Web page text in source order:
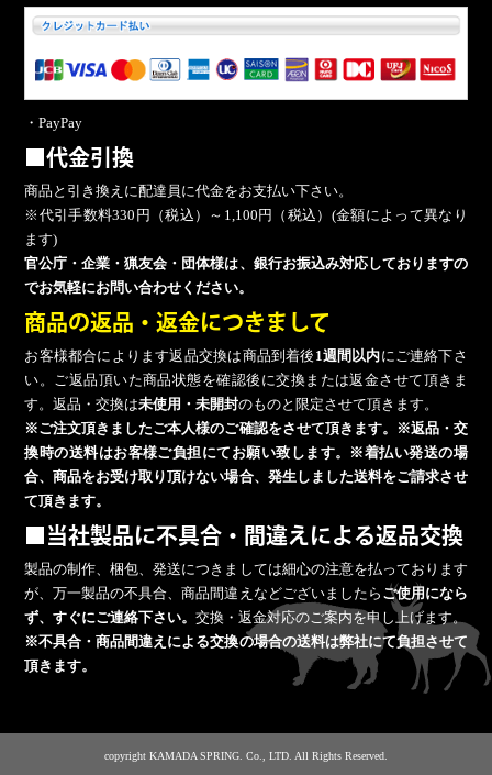
・PayPay
■代金引換
商品と引き換えに配達員に代金をお支払い下さい。
※代引手数料330円（税込）～1,100円（税込）(金額によって異なり
ます)
官公庁・企業・猟友会・団体様は、銀行お振込み対応しておりますの
でお気軽にお問い合わせください。
商品の返品・返金につきまして
お客様都合によります返品交換は商品到着後 1週間以内にご連絡下さ
い。ご返品頂いた商品状態を確認後に交換または返金させて頂きま
す。返品・交換は未使用・未開封のものと限定させて頂きます。
※ご注文頂きましたご本人様のご確認をさせて頂きます。※返品・交
換時の送料はお客様ご負担にてお願い致します。※着払い発送の場
合、商品をお受け取り頂けない場合、発生しました送料をご請求させ
て頂きます。
■当社製品に不具合・間違えによる返品交換
製品の制作、梱包、発送につきましては細心の注意を払っております
が、万一製品の不具合、商品間違えなどございましたら ご使用になら
ず、すぐにご連絡下さい。交換・返金対応のご案内を申し上げます。
※不具合・商品間違えによる交換の場合の送料は弊社にて負担させて
頂きます。
copyright KAMADA SPRING. Co., LTD. All Rights Reserved.